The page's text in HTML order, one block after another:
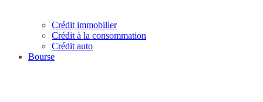
Crédit immobilier
Crédit à la consommation
Crédit auto
Bourse